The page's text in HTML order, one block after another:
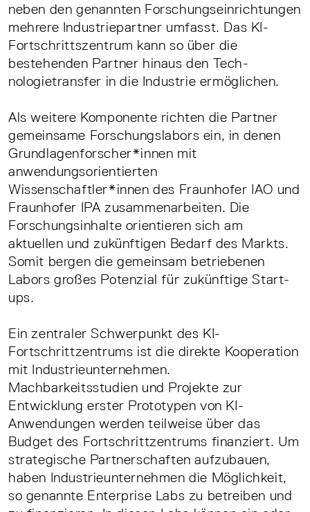
neben den genannten Forschungseinrichtungen
mehrere Industriepartner umfasst. Das KI-
Fortschrittszentrum kann so über die
bestehenden Partner hinaus den Tech-
nologietransfer in die Industrie ermöglichen.
Als weitere Komponente richten die Partner
gemeinsame Forschungslabors ein, in denen
Grundlagenforscher*innen mit
anwendungsorientierten
Wissenschaftler*innen des Fraunhofer IAO und
Fraunhofer IPA zusammenarbeiten. Die
Forschungsinhalte orientieren sich am
aktuellen und zukünftigen Bedarf des Markts.
Somit bergen die gemeinsam betriebenen
Labors großes Potenzial für zukünftige Start-
ups.
Ein zentraler Schwerpunkt des KI-
Fortschrittzentrums ist die direkte Kooperation
mit Industrieunternehmen.
Machbarkeitsstudien und Projekte zur
Entwicklung erster Prototypen von KI-
Anwendungen werden teilweise über das
Budget des Fortschrittzentrums finanziert. Um
strategische Partnerschaften aufzubauen,
haben Industrieunternehmen die Möglichkeit,
so genannte Enterprise Labs zu betreiben und